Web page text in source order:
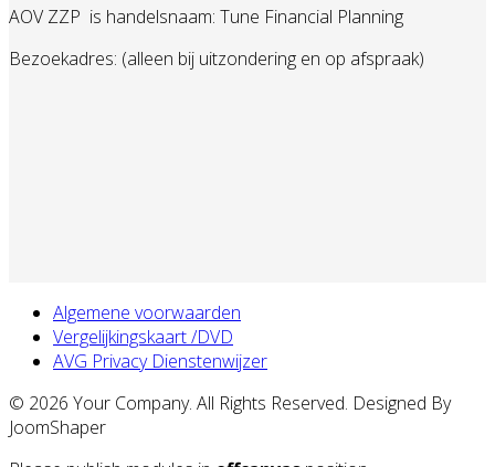
AOV ZZP is handelsnaam: Tune Financial Planning
Bezoekadres: (alleen bij uitzondering en op afspraak)
Algemene voorwaarden
Vergelijkingskaart /DVD
AVG Privacy Dienstenwijzer
© 2026 Your Company. All Rights Reserved. Designed By
JoomShaper